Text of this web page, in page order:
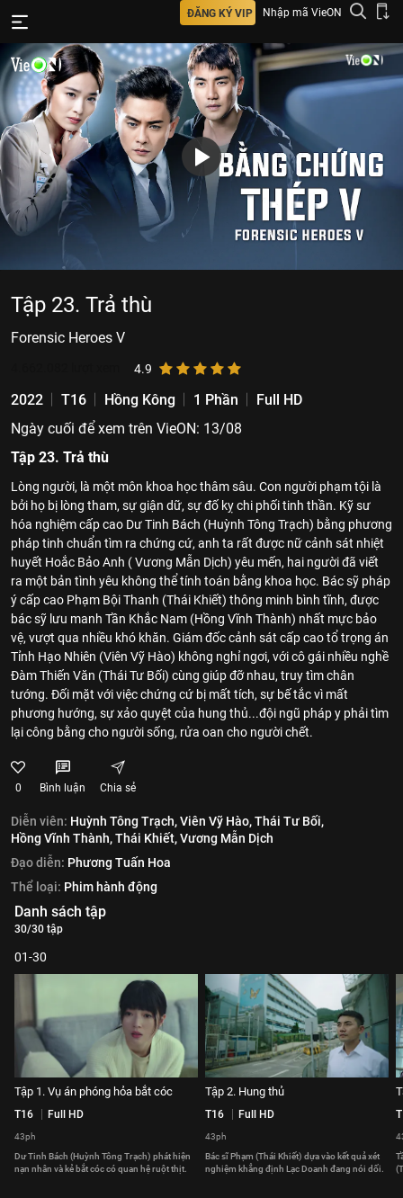
ĐĂNG KÝ VIP Nhập mã VieON
Tập 23. Trả thù
Forensic Heroes V
4.9
2022 T16 Hồng Kông 1 Phần
Full HD
Ngày cuối để xem trên VieON: 13/08
Tập 23. Trả thù
Lòng người, là một môn khoa học thâm sâu. Con người phạm tội là
bởi họ bị lòng tham, sự giận dữ, sự đố kỵ chi phối tinh thần. Kỹ sư
hóa nghiệm cấp cao Dư Tinh Bách (Huỳnh Tông Trạch) bằng phương
pháp tinh chuẩn tìm ra chứng cứ, anh ta rất được nữ cảnh sát nhiệt
huyết Hoắc Bảo Anh ( Vương Mẫn Dịch) yêu mến, hai người đã viết
ra một bản tình yêu không thể tính toán bằng khoa học. Bác sỹ pháp
ý cấp cao Phạm Bội Thanh (Thái Khiết) thông minh bình tĩnh, được
bác sỹ lưu manh Tần Khắc Nam (Hồng Vĩnh Thành) nhất mực bảo
vệ, vượt qua nhiều khó khăn. Giám đốc cảnh sát cấp cao tổ trọng án
Tỉnh Hạo Nhiên (Viên Vỹ Hào) không nghỉ ngơi, với cô gái nhiều nghề
Đàm Thiến Văn (Thái Tư Bối) cùng giúp đỡ nhau, truy tìm chân
tướng. Đối mặt với việc chứng cứ bị mất tích, sự bế tắc vì mất
phương hướng, sự xảo quyệt của hung thủ...đội ngũ pháp y phải tìm
lại công bằng cho người sống, rửa oan cho người chết.
0 Bình luận Chia sẻ
Diễn viên: Huỳnh Tông Trạch,Viên Vỹ Hào,Thái Tư Bối,
Hồng Vĩnh Thành,Thái Khiết,Vương Mẫn Dịch
Đạo diễn: Phương Tuấn Hoa
Thể loại: Phim hành động
Danh sách tập
30/30 tập
01-30
Tập 1. Vụ án phóng hỏa bắt cóc
T16 Full HD
43ph
Dư Tinh Bách (Huỳnh Tông Trạch) phát hiện
nạn nhân và kẻ bắt cóc có quan hệ ruột thịt.
Tập 2. Hung thủ
T16 Full HD
43ph
Bác sĩ Phạm (Thái Khiết) dựa vào kết quả xét
nghiệm khẳng định Lạc Doanh đang nói dối.